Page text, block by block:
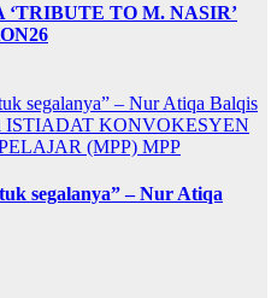
TO M. NASIR’
ISTIADAT KONVOKESYEN
(MPP) MPP
segalanya” – Nur Atiqa